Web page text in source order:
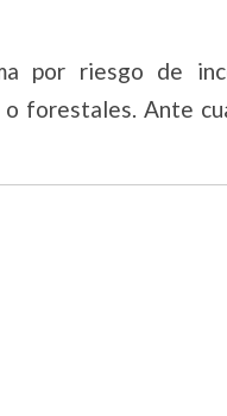
por riesgo de
forestales. Ante